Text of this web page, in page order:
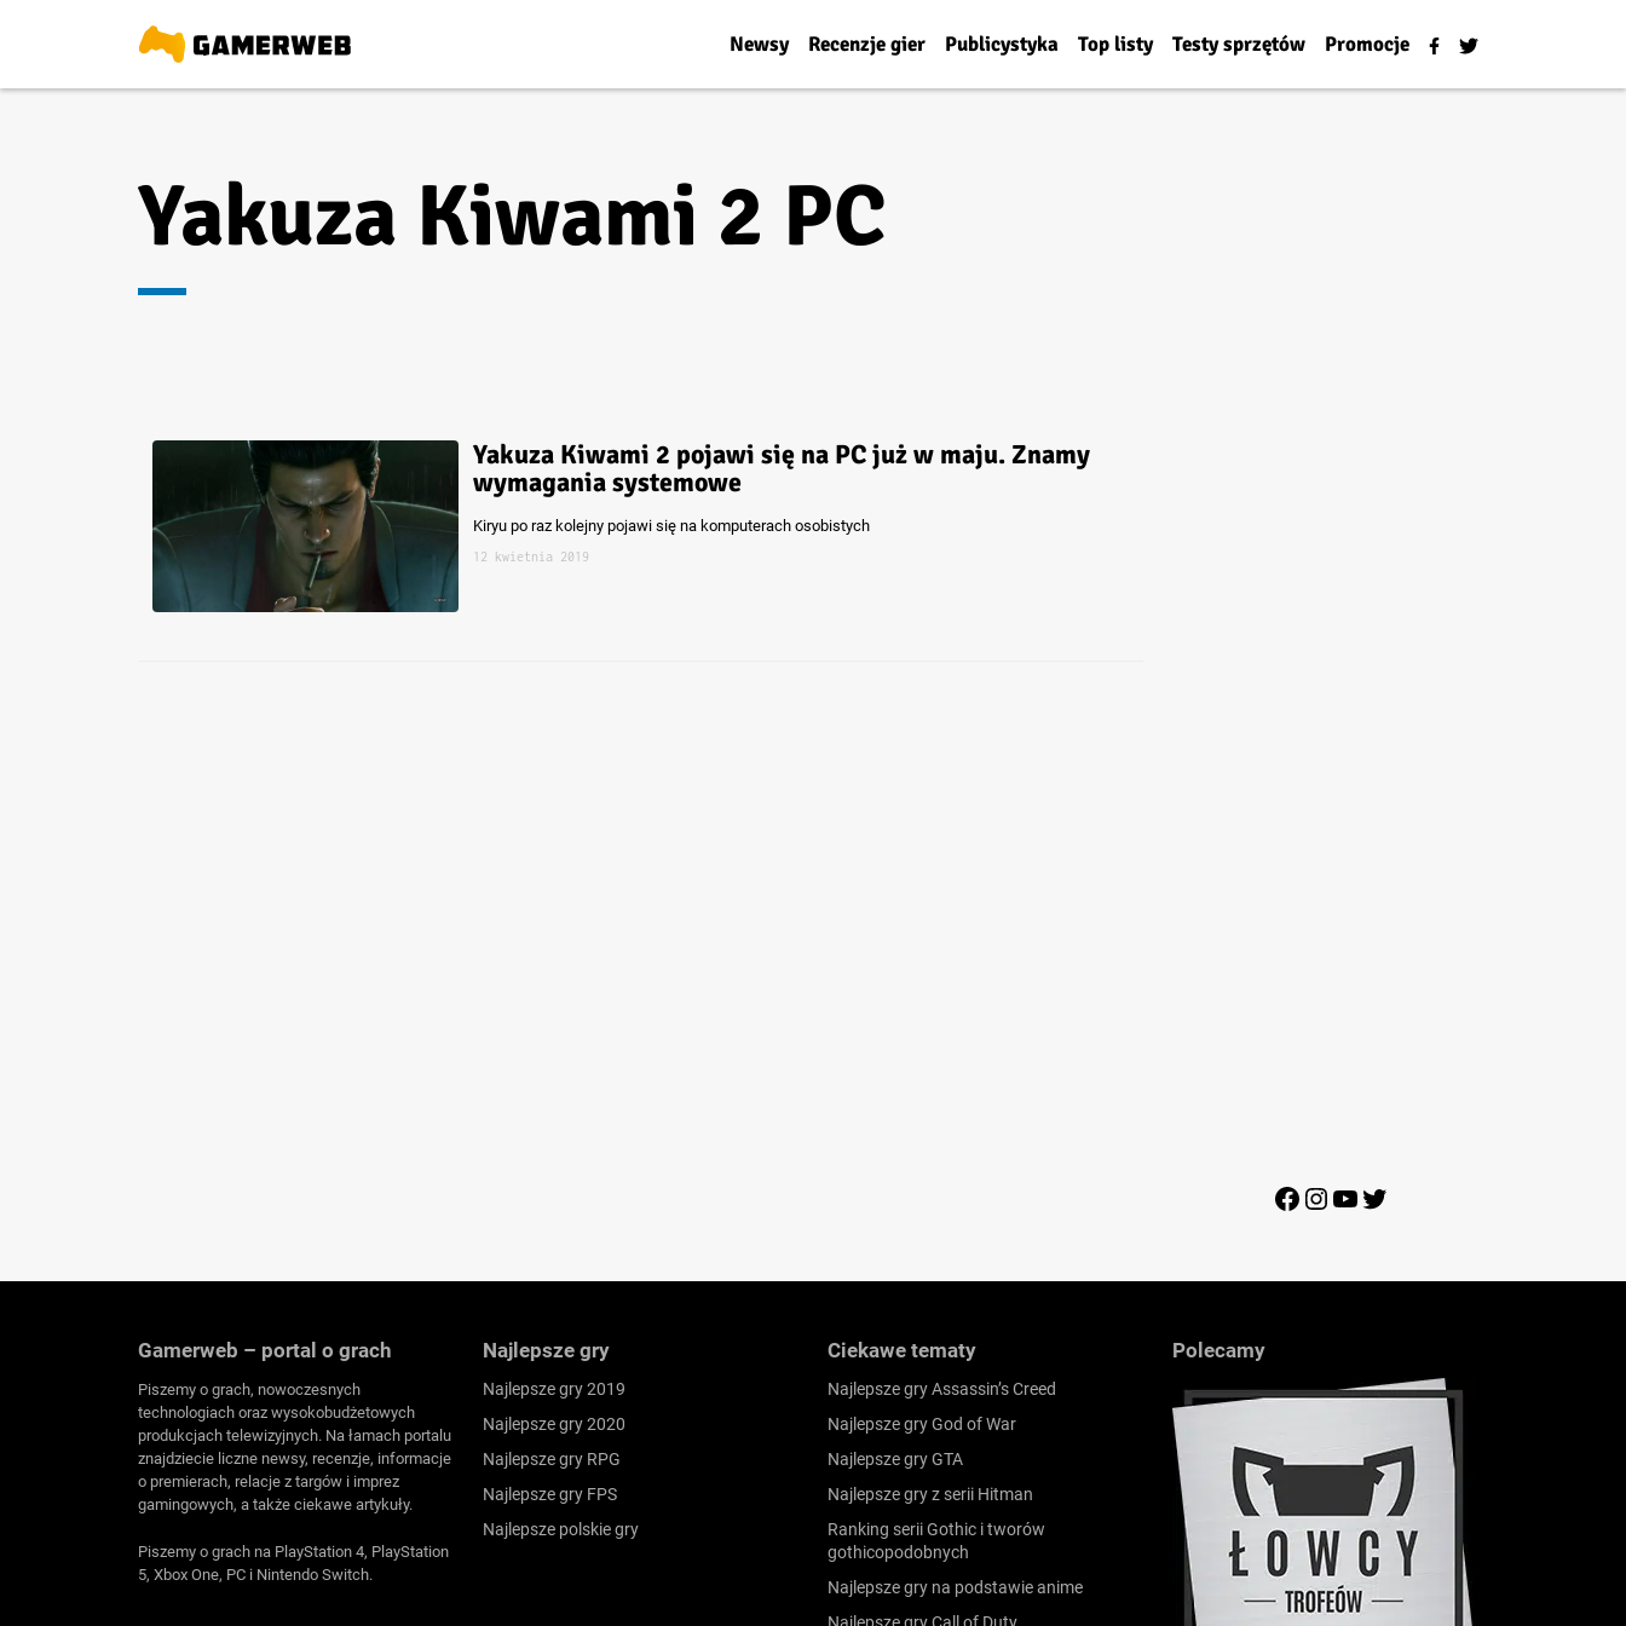
Newsy Recenzje gier Publicystyka Top listy Testy sprzętów Promocje
Yakuza Kiwami 2 PC
Yakuza Kiwami 2 pojawi się na PC już w maju. Znamy
wymagania systemowe
Kiryu po raz kolejny pojawi się na komputerach osobistych
12 kwietnia 2019
Facebook
Instagram
YouTube
Twitter
Gamerweb – portal o grach
Piszemy o grach, nowoczesnych
technologiach oraz wysokobudżetowych
produkcjach telewizyjnych. Na łamach portalu
znajdziecie liczne newsy, recenzje, informacje
o premierach, relacje z targów i imprez
gamingowych, a także ciekawe artykuły.
Piszemy o grach na PlayStation 4, PlayStation
5, Xbox One, PC i Nintendo Switch.
Najlepsze gry
Najlepsze gry 2019
Najlepsze gry 2020
Najlepsze gry RPG
Najlepsze gry FPS
Najlepsze polskie gry
Ciekawe tematy
Najlepsze gry Assassin’s Creed
Najlepsze gry God of War
Najlepsze gry GTA
Najlepsze gry z serii Hitman
Ranking serii Gothic i tworów
gothicopodobnych
Najlepsze gry na podstawie anime
Polecamy